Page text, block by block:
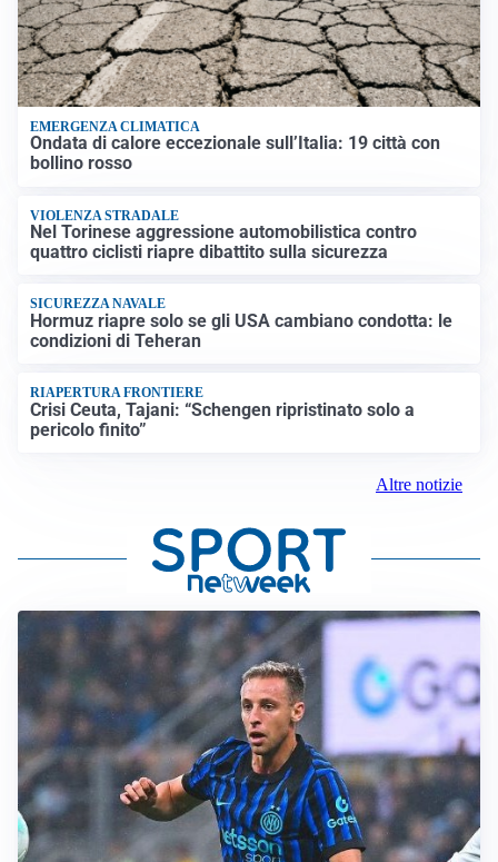
EMERGENZA CLIMATICA
Ondata di calore eccezionale sull’Italia: 19 città con
bollino rosso
VIOLENZA STRADALE
Nel Torinese aggressione automobilistica contro
quattro ciclisti riapre dibattito sulla sicurezza
SICUREZZA NAVALE
Hormuz riapre solo se gli USA cambiano condotta: le
condizioni di Teheran
RIAPERTURA FRONTIERE
Crisi Ceuta, Tajani: “Schengen ripristinato solo a
pericolo finito”
Altre notizie